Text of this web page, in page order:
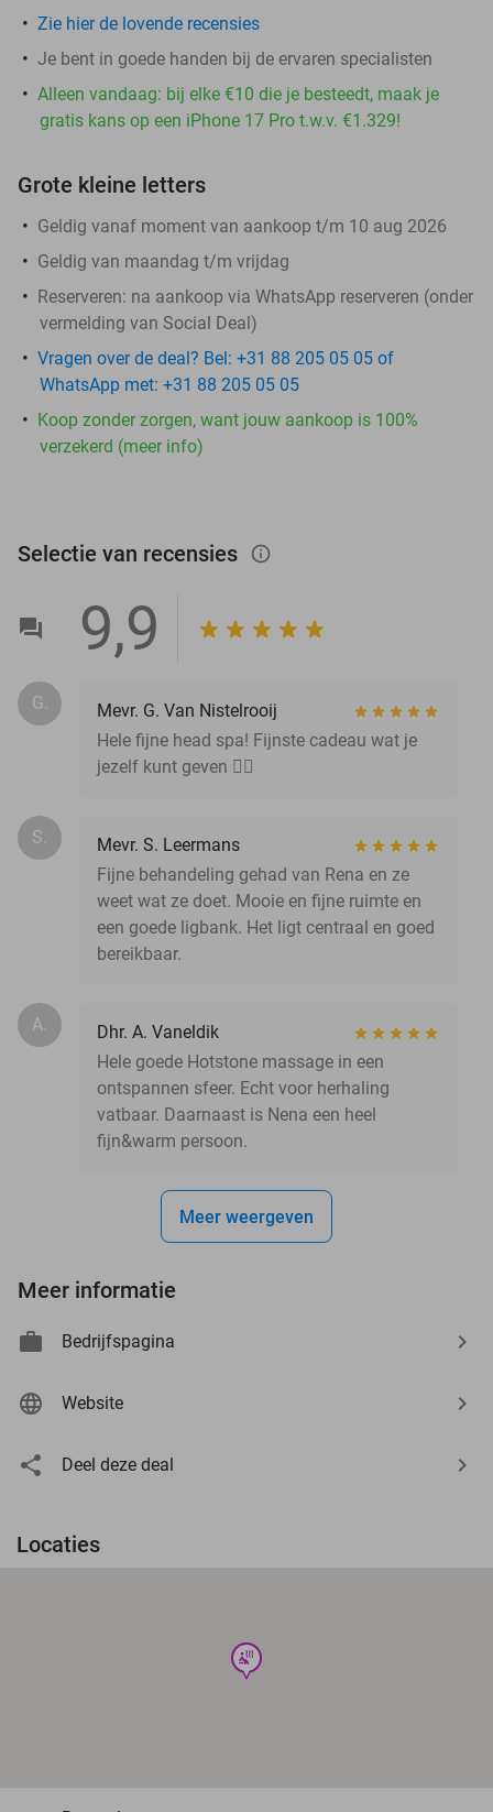
Zie hier de lovende recensies
Je bent in goede handen bij de ervaren specialisten
Alleen vandaag: bij elke €10 die je besteedt, maak je
gratis kans op een iPhone 17 Pro t.w.v. €1.329!
Grote kleine letters
Geldig vanaf moment van aankoop t/m 10 aug 2026
Geldig van maandag t/m vrijdag
Reserveren: na aankoop via WhatsApp reserveren (onder
vermelding van Social Deal)
Vragen over de deal? Bel: +31 88 205 05 05 of
WhatsApp met: +31 88 205 05 05
Koop zonder zorgen, want jouw aankoop is 100%
verzekerd (meer info)
Selectie van recensies info_outlined
9,9
G.
Mevr. G. Van Nistelrooij
Hele fijne head spa! Fijnste cadeau wat je
jezelf kunt geven 👌🏼
S.
Mevr. S. Leermans
Fijne behandeling gehad van Rena en ze
weet wat ze doet. Mooie en fijne ruimte en
een goede ligbank. Het ligt centraal en goed
bereikbaar.
A.
Dhr. A. Vaneldik
Hele goede Hotstone massage in een
ontspannen sfeer. Echt voor herhaling
vatbaar. Daarnaast is Nena een heel
fijn&warm persoon.
Meer weergeven
Meer informatie
Bedrijfspagina
Website
Deel deze deal
Locaties
wellness